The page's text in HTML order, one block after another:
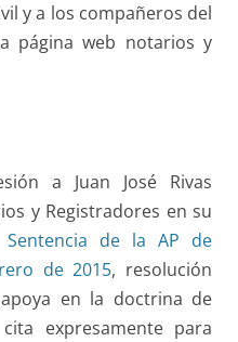
y a los compañeros del
página web notarios y
a Juan José Rivas
y Registradores en su
Sentencia de la AP de
de 2015, resolución
en la doctrina de
cita expresamente para